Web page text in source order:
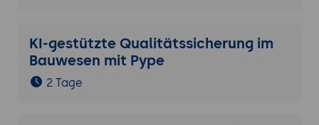
KI-gestützte Qualitätssicherung im
Bauwesen mit Pype
2 Tage